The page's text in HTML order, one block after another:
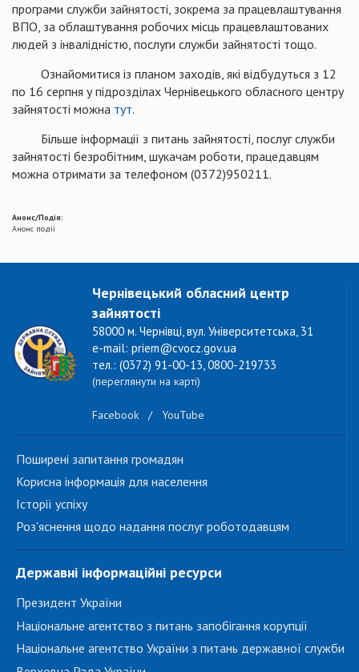
програми служби зайнятості, зокрема за працевлаштування
ВПО, за облаштування робочих місць працевлаштованих
людей з інвалідністю, послуги служби зайнятості тощо.
Ознайомитися із планом заходів, які відбудуться з 12
по 16 серпня у підрозділах Чернівецького обласного центру
зайнятості можна тут.
Більше інформації з питань зайнятості, послуг служби
зайнятості безробітним, шукачам роботи, працедавцям
можна отримати за телефоном (0372)950211.
Анонс/Подія:
Анонс події
Чернівецький обласний центр
зайнятості
58000 м. Чернівці, вул. Університетська, 31
e-mail: priem@cvocz.gov.ua
тел.: (0372) 91-00-13, 0800-219733
(переглянути на карті)
Facebook / YouTube
Поширені запитання громадян
Корисна інформація для населення
Історії успіху
Роз'яснення щодо надання послуг роботодавцям
Державні інформаційні ресурси
Президент України
Національне агентство з питань запобігання корупції
Національне агентство України з питань державної служби